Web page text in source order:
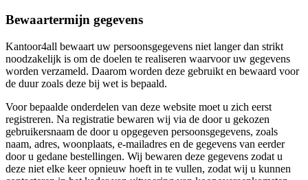
Bewaartermijn gegevens
Kantoor4all bewaart uw persoonsgegevens niet langer dan strikt
noodzakelijk is om de doelen te realiseren waarvoor uw gegevens
worden verzameld. Daarom worden deze gebruikt en bewaard voor
de duur zoals deze bij wet is bepaald.
Voor bepaalde onderdelen van deze website moet u zich eerst
registreren. Na registratie bewaren wij via de door u gekozen
gebruikersnaam de door u opgegeven persoonsgegevens, zoals
naam, adres, woonplaats, e-mailadres en de gegevens van eerder
door u gedane bestellingen. Wij bewaren deze gegevens zodat u
deze niet elke keer opnieuw hoeft in te vullen, zodat wij u kunnen